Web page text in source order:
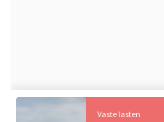
Vaste lasten